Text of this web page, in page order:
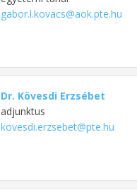
gabor.l.kovacs@aok.pte.hu
Dr. Kövesdi Erzsébet
adjunktus
kovesdi.erzsebet@pte.hu